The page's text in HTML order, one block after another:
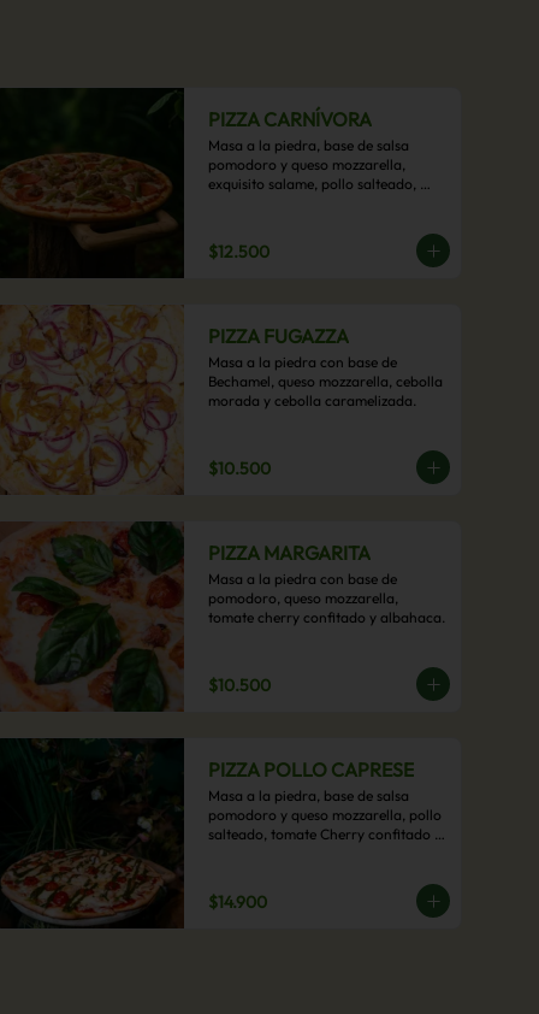
PIZZA CARNÍVORA
Masa a la piedra, base de salsa
pomodoro y queso mozzarella,
exquisito salame, pollo salteado,
$12.500
PIZZA FUGAZZA
Masa a la piedra con base de
Bechamel, queso mozzarella, cebolla
morada y cebolla caramelizada.
$10.500
PIZZA MARGARITA
Masa a la piedra con base de
pomodoro, queso mozzarella,
tomate cherry confitado y albahaca.
$10.500
PIZZA POLLO CAPRESE
Masa a la piedra, base de salsa
pomodoro y queso mozzarella, pollo
salteado, tomate Cherry confitado y
$14.900